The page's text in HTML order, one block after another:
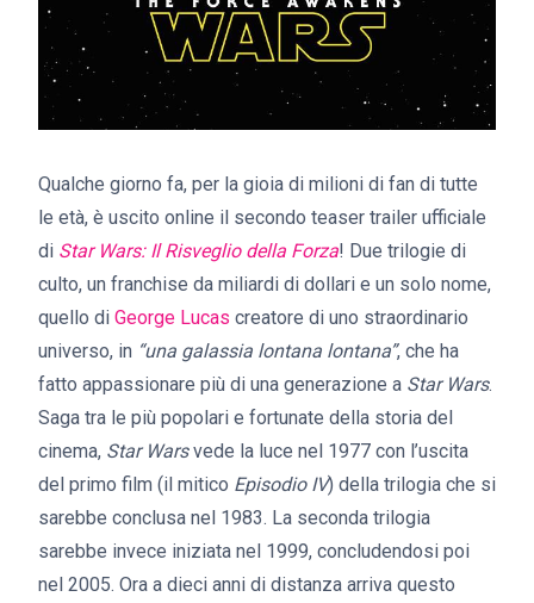
Qualche giorno fa, per la gioia di milioni di fan di tutte
le età, è uscito online il secondo teaser trailer ufficiale
di Star Wars: Il Risveglio della Forza! Due trilogie di
culto, un franchise da miliardi di dollari e un solo nome,
quello di George Lucas creatore di uno straordinario
universo, in “una galassia lontana lontana”, che ha
fatto appassionare più di una generazione a Star Wars.
Saga tra le più popolari e fortunate della storia del
cinema, Star Warsvede la luce nel 1977 con l’uscita
del primo film (il mitico Episodio IV) della trilogia che si
sarebbe conclusa nel 1983. La seconda trilogia
sarebbe invece iniziata nel 1999, concludendosi poi
nel 2005. Ora a dieci anni di distanza arriva questo